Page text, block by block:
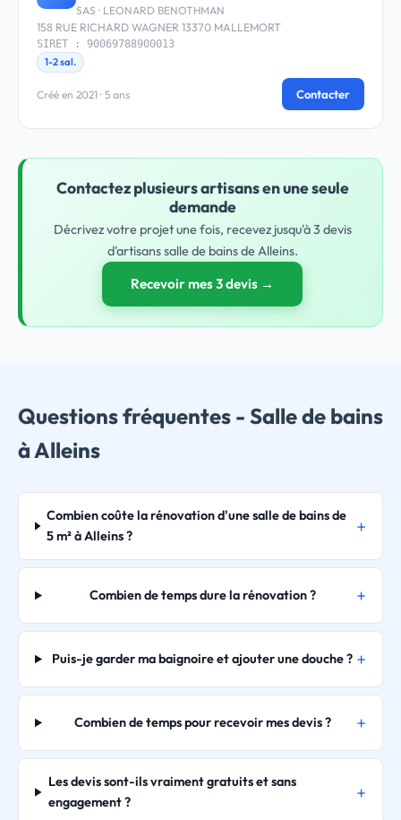
SAS · LEONARD BENOTHMAN
158 RUE RICHARD WAGNER 13370 MALLEMORT
SIRET : 90069788900013
1-2 sal.
Créé en 2021 · 5 ans Contacter
Contactez plusieurs artisans en une seule
demande
Décrivez votre projet une fois, recevez jusqu'à 3 devis
d'artisans salle de bains de Alleins.
Recevoir mes 3 devis →
Questions fréquentes - Salle de bains
à Alleins
Combien coûte la rénovation d'une salle de bains de
5 m² à Alleins ?
Combien de temps dure la rénovation ?
Puis-je garder ma baignoire et ajouter une douche ?
Combien de temps pour recevoir mes devis ?
Les devis sont-ils vraiment gratuits et sans
engagement ?